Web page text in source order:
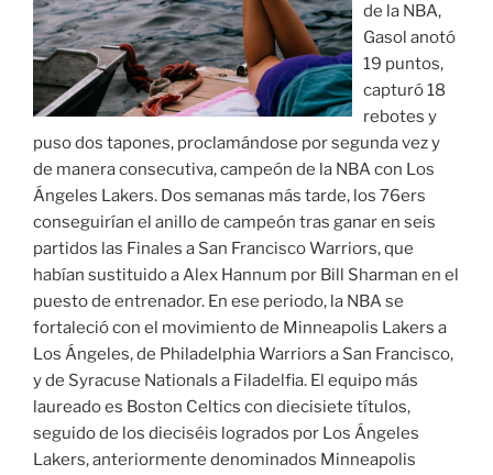
de la NBA,
Gasol anotó
19 puntos,
capturó 18
rebotes y
puso dos tapones, proclamándose por segunda vez y
de manera consecutiva, campeón de la NBA con Los
Ángeles Lakers. Dos semanas más tarde, los 76ers
conseguirían el anillo de campeón tras ganar en seis
partidos las Finales a San Francisco Warriors, que
habían sustituido a Alex Hannum por Bill Sharman en el
puesto de entrenador. En ese periodo, la NBA se
fortaleció con el movimiento de Minneapolis Lakers a
Los Ángeles, de Philadelphia Warriors a San Francisco,
y de Syracuse Nationals a Filadelfia. El equipo más
laureado es Boston Celtics con diecisiete títulos,
seguido de los dieciséis logrados por Los Ángeles
Lakers, anteriormente denominados Minneapolis